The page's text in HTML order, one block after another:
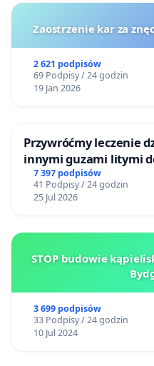
Zaostrzenie kar za
2 621 podpisów
69 Podpisy / 24 godzin
19 Jan 2026
Przywróćmy leczenie
innymi guzami litymi
Centrum Zdrowia
7 397 podpisów
41 Podpisy / 24 godzin
25 Jul 2026
STOP budowie
3 699 podpisów
33 Podpisy / 24 godzin
10 Jul 2024